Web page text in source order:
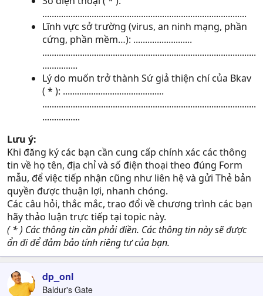
.......................................................................................
Lĩnh vực sở trường (virus, an ninh mạng, phần
cứng, phần mềm…): .........................
...........................................................................................
...............
Lý do muốn trở thành Sứ giả thiện chí của Bkav
( * ): ...........................................
...........................................................................................
................
Lưu ý:
Khi đăng ký các bạn cần cung cấp chính xác các thông
tin về họ tên, địa chỉ và số điện thoại theo đúng Form
mẫu, để việc tiếp nhận cũng như liên hệ và gửi Thẻ bản
quyền được thuận lợi, nhanh chóng.
Các câu hỏi, thắc mắc, trao đổi về chương trình các bạn
hãy thảo luận trực tiếp tại topic này.
( * ) Các thông tin cần phải điền. Các thông tin này sẽ được
ẩn đi để đảm bảo tính riêng tư của bạn.
dp_onl
Baldur's Gate